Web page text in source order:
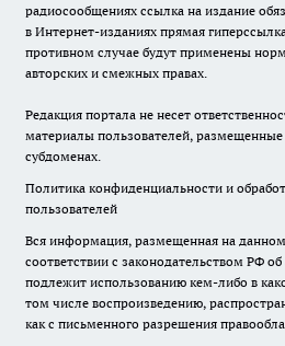
радиосообщениях ссылка на издание
в Интернет-изданиях прямая
противном случае будут применены
авторских и смежных правах.
Редакция портала не несет
материалы пользователей, размещенные
субдоменах.
Политика конфиденциальности и
пользователей
Вся информация, размещенная на данном
соответствии с законодательством РФ
подлежит использованию кем-либо в
том числе воспроизведению,
как с письменного разрешения